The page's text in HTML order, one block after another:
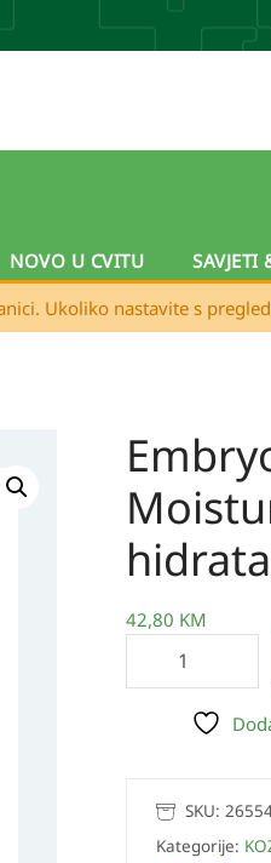
NOVO U CVITU SAVJETI
Ukoliko nastavite s
42,80 KM
Embryolisse
Mattifying
Moisturizer
Matirajuća
hidratantna
SKU:
Kategorije: